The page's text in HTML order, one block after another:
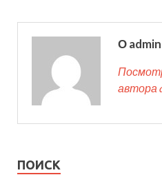
О admin
автора
ПОИСК